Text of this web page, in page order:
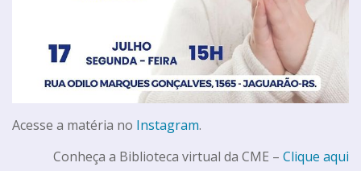
Acesse a matéria no Instagram.
Conheça a Biblioteca virtual da CME – Clique aqui